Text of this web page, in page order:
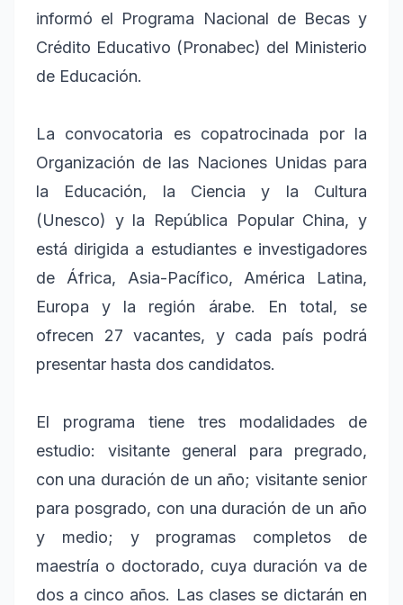
informó el Programa Nacional de Becas y
Crédito Educativo (Pronabec) del Ministerio
de Educación.
La convocatoria es copatrocinada por la
Organización de las Naciones Unidas para
la Educación, la Ciencia y la Cultura
(Unesco) y la República Popular China, y
está dirigida a estudiantes e investigadores
de África, Asia-Pacífico, América Latina,
Europa y la región árabe. En total, se
ofrecen 27 vacantes, y cada país podrá
presentar hasta dos candidatos.
El programa tiene tres modalidades de
estudio: visitante general para pregrado,
con una duración de un año; visitante senior
para posgrado, con una duración de un año
y medio; y programas completos de
maestría o doctorado, cuya duración va de
dos a cinco años. Las clases se dictarán en